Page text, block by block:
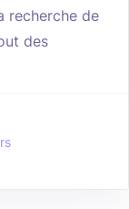
recherche de
des